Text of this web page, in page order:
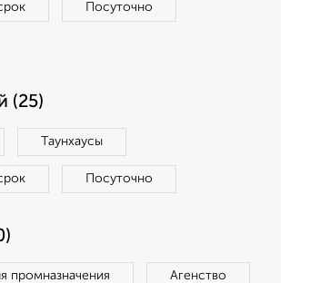
Посуточно
(25)
Таунхаусы
Посуточно
промназначения Агенство